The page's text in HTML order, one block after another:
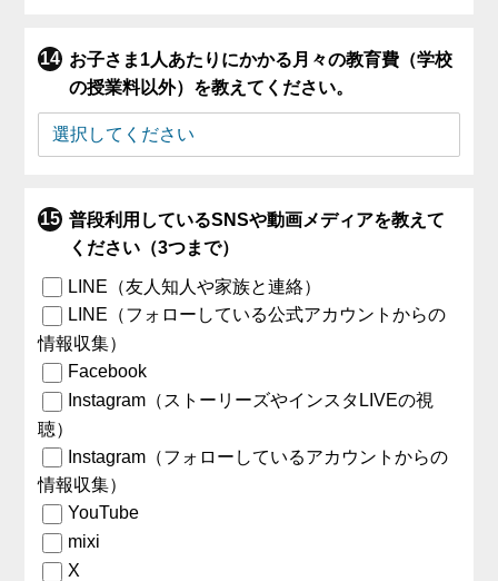
お子さま1人あたりにかかる月々の教育費（学校
の授業料以外）を教えてください。
普段利用しているSNSや動画メディアを教えて
ください（3つまで）
LINE（友人知人や家族と連絡）
LINE（フォローしている公式アカウントからの
情報収集）
Facebook
Instagram（ストーリーズやインスタLIVEの視
聴）
Instagram（フォローしているアカウントからの
情報収集）
YouTube
mixi
X